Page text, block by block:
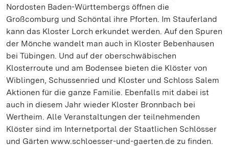
Nordosten Baden-Württembergs öffnen die
Großcomburg und Schöntal ihre Pforten. Im Stauferland
kann das Kloster Lorch erkundet werden. Auf den Spuren
der Mönche wandelt man auch in Kloster Bebenhausen
bei Tübingen. Und auf der oberschwäbischen
Klosterroute und am Bodensee bieten die Klöster von
Wiblingen, Schussenried und Kloster und Schloss Salem
Aktionen für die ganze Familie. Ebenfalls mit dabei ist
auch in diesem Jahr wieder Kloster Bronnbach bei
Wertheim. Alle Veranstaltungen der teilnehmenden
Klöster sind im Internetportal der Staatlichen Schlösser
und Gärten www.schloesser-und-gaerten.de zu finden.